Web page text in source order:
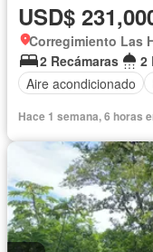
USD$
Corregimiento Las
2 Recámaras
2
Aire acondicionado
Hace 1 semana, 6 horas